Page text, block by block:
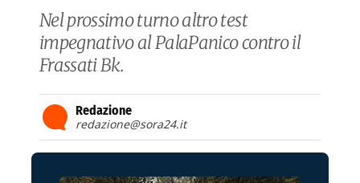
Nel prossimo turno altro test
impegnativo al PalaPanico contro il
Frassati Bk.
Redazione
redazione@sora24.it